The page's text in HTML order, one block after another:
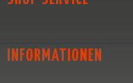
INFORMATIONEN